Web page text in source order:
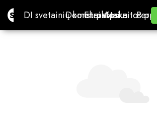
Site.proDI svetainių konstruktorius
DI svetainių konstruktorius
Domenai
DomenaiEl. paštas
El. paštasApskaitos
Apskaitos